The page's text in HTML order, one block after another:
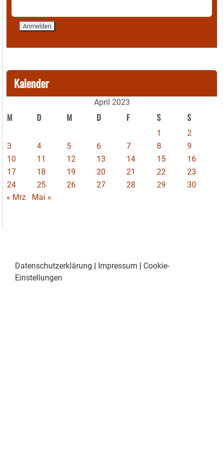
Kalender
April 2023
M D M D F S S
1
2
3
4 5 6 7 8
9
10
11 12 13 14 15
16
17
18 19 20 21 22
23
24
25 26 27 28 29
30
« Mrz
Mai »
Datenschutzerklärung Impressum
Cookie-
Einstellungen